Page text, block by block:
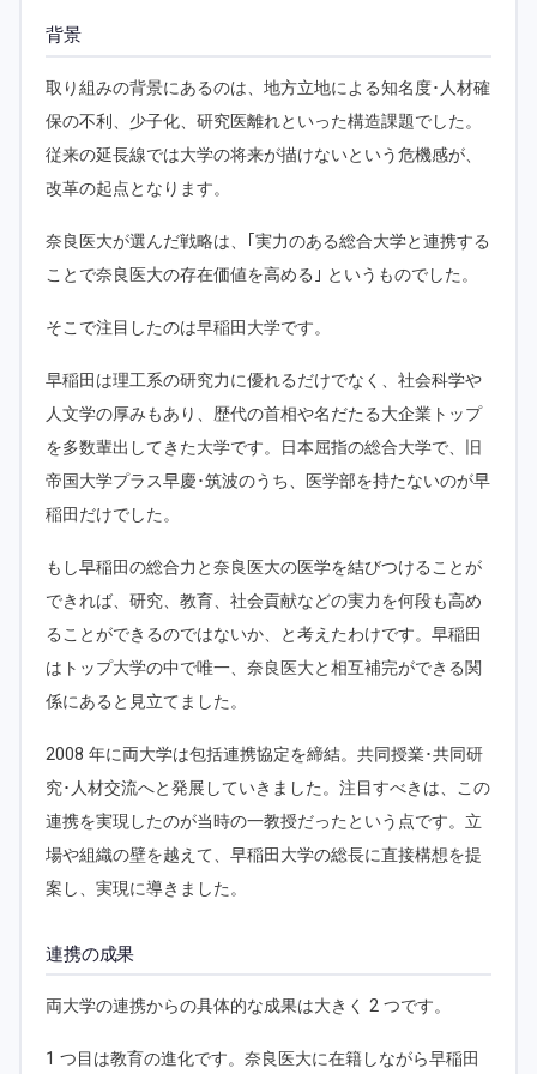
背景
取り組みの背景にあるのは、地方立地による知名度･人材確
保の不利、少子化、研究医離れといった構造課題でした。
従来の延長線では大学の将来が描けないという危機感が、
改革の起点となります。
奈良医大が選んだ戦略は、｢実力のある総合大学と連携する
ことで奈良医大の存在価値を高める｣ というものでした。
そこで注目したのは早稲田大学です。
早稲田は理工系の研究力に優れるだけでなく、社会科学や
人文学の厚みもあり、歴代の首相や名だたる大企業トップ
を多数輩出してきた大学です。日本屈指の総合大学で、旧
帝国大学プラス早慶･筑波のうち、医学部を持たないのが早
稲田だけでした。
もし早稲田の総合力と奈良医大の医学を結びつけることが
できれば、研究、教育、社会貢献などの実力を何段も高め
ることができるのではないか、と考えたわけです。早稲田
はトップ大学の中で唯一、奈良医大と相互補完ができる関
係にあると見立てました。
2008 年に両大学は包括連携協定を締結。共同授業･共同研
究･人材交流へと発展していきました。注目すべきは、この
連携を実現したのが当時の一教授だったという点です。立
場や組織の壁を越えて、早稲田大学の総長に直接構想を提
案し、実現に導きました。
連携の成果
両大学の連携からの具体的な成果は大きく 2 つです。
1 つ目は教育の進化です。奈良医大に在籍しながら早稲田